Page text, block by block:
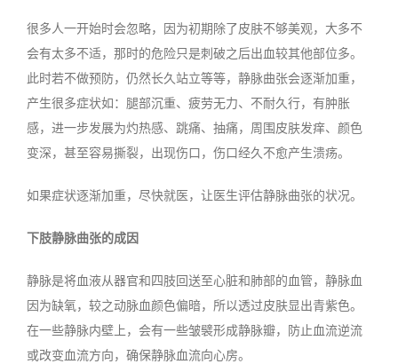
很多人一开始时会忽略，因为初期除了皮肤不够美观，大多不
会有太多不适，那时的危险只是刺破之后出血较其他部位多。
此时若不做预防，仍然长久站立等等，静脉曲张会逐渐加重，
产生很多症状如：腿部沉重、疲劳无力、不耐久行，有肿胀
感，进一步发展为灼热感、跳痛、抽痛，周围皮肤发痒、颜色
变深，甚至容易撕裂，出现伤口，伤口经久不愈产生溃疡。
如果症状逐渐加重，尽快就医，让医生评估静脉曲张的状况。
下肢静脉曲张的成因
静脉是将血液从器官和四肢回送至心脏和肺部的血管，静脉血
因为缺氧，较之动脉血颜色偏暗，所以透过皮肤显出青紫色。
在一些静脉内壁上，会有一些皱襞形成静脉瓣，防止血流逆流
或改变血流方向，确保静脉血流向心房。